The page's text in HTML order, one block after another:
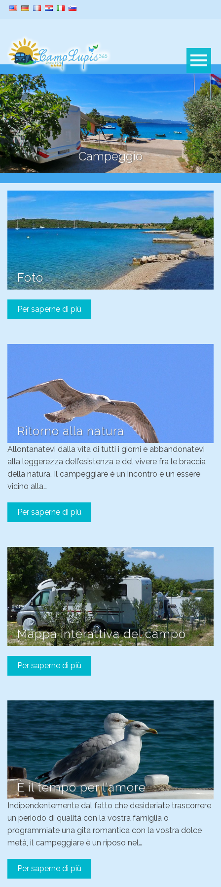
Campeggio
Foto
Per saperne di più
Ritorno alla natura
Allontanatevi dalla vita di tutti i giorni e abbandonatevi
alla leggerezza dell’esistenza e del vivere fra le braccia
della natura. Il campeggiare è un incontro e un essere
vicino alla…
Per saperne di più
Mappa interattiva del campo
Per saperne di più
È il tempo per l’amore
Indipendentemente dal fatto che desideriate trascorrere
un periodo di qualità con la vostra famiglia o
programmiate una gita romantica con la vostra dolce
metà, il campeggiare è un riposo nel…
Per saperne di più